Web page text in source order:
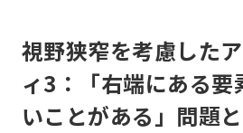
視野狭窄を考慮した
ィ3：「右端にある要
いことがある」問題